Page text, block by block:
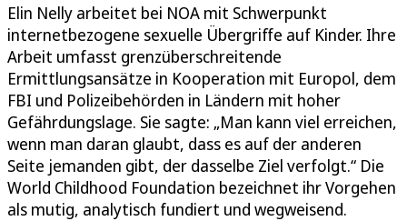
Elin Nelly arbeitet bei NOA mit Schwerpunkt
internetbezogene sexuelle Übergriffe auf Kinder. Ihre
Arbeit umfasst grenzüberschreitende
Ermittlungsansätze in Kooperation mit Europol, dem
FBI und Polizeibehörden in Ländern mit hoher
Gefährdungslage. Sie sagte: „Man kann viel erreichen,
wenn man daran glaubt, dass es auf der anderen
Seite jemanden gibt, der dasselbe Ziel verfolgt.“ Die
World Childhood Foundation bezeichnet ihr Vorgehen
als mutig, analytisch fundiert und wegweisend.